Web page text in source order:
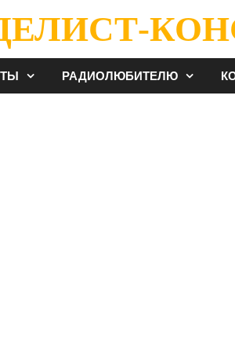
РАДИОЛЮБИТЕЛЮ